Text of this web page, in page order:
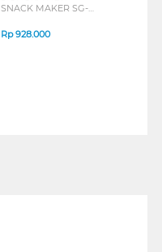
SNACK MAKER SG-
Rp928.000